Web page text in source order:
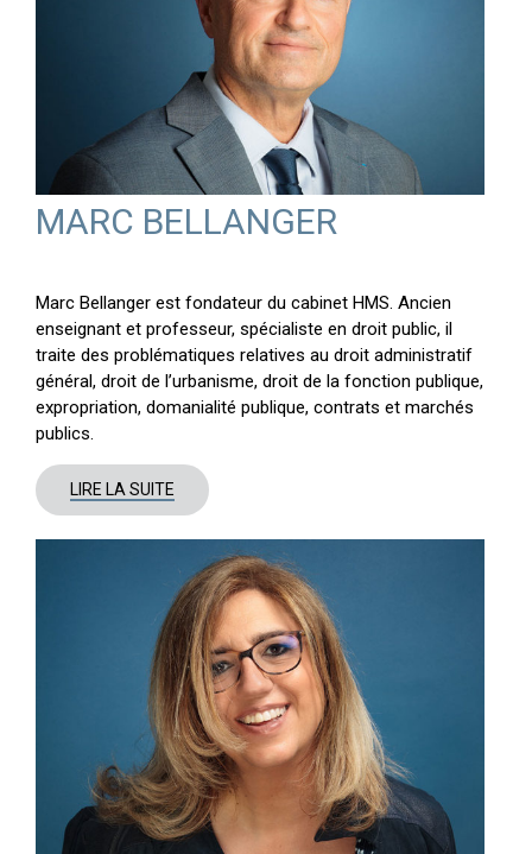
MARC BELLANGER
Marc Bellanger est fondateur du cabinet HMS. Ancien
enseignant et professeur, spécialiste en droit public, il
traite des problématiques relatives au droit administratif
général, droit de l’urbanisme, droit de la fonction publique,
expropriation, domanialité publique, contrats et marchés
publics.
LIRE LA SUITE